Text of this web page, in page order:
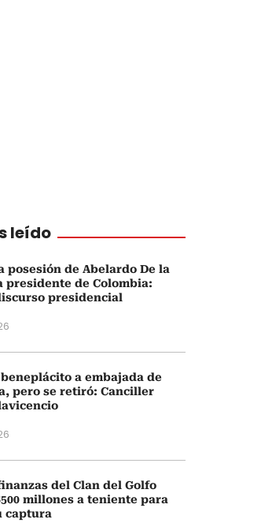
leído
posesión de Abelardo De la
presidente de Colombia:
presidencial
a embajada de
pero se retiró: Canciller
del Clan del Golfo
millones a teniente para
captura